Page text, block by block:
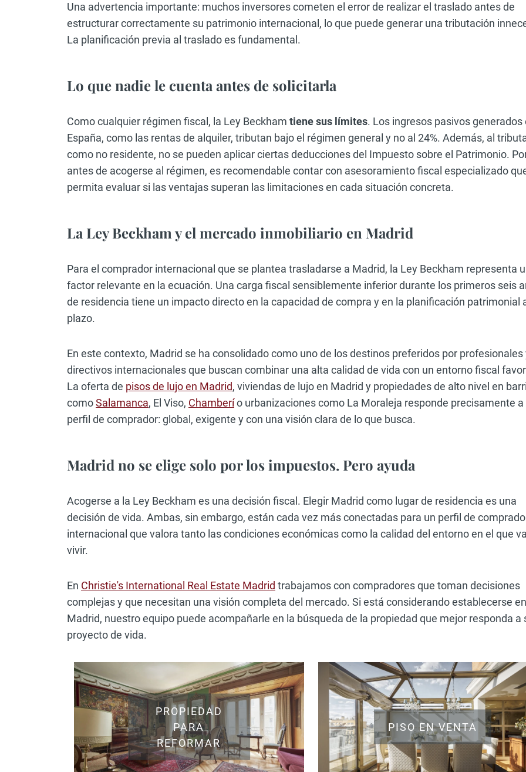
Una advertencia importante: muchos inversores cometen el error de realizar el traslado antes de
estructurar correctamente su patrimonio internacional, lo que puede generar una tributación
La planificación previa al traslado es fundamental.
Lo que nadie le cuenta antes de solicitarla
Como cualquier régimen fiscal, la Ley Beckham tiene sus límites. Los ingresos pasivos generados
España, como las rentas de alquiler, tributan bajo el régimen general y no al 24%. Además, al
como no residente, no se pueden aplicar ciertas deducciones del Impuesto sobre el Patrimonio.
antes de acogerse al régimen, es recomendable contar con asesoramiento fiscal especializado
permita evaluar si las ventajas superan las limitaciones en cada situación concreta.
La Ley Beckham y el mercado inmobiliario en Madrid
Para el comprador internacional que se plantea trasladarse a Madrid, la Ley Beckham representa
factor relevante en la ecuación. Una carga fiscal sensiblemente inferior durante los primeros seis
de residencia tiene un impacto directo en la capacidad de compra y en la planificación patrimonial
plazo.
En este contexto, Madrid se ha consolidado como uno de los destinos preferidos por profesionales
directivos internacionales que buscan combinar una alta calidad de vida con un entorno fiscal
La oferta de pisos de lujo en Madrid, viviendas de lujo en Madrid y propiedades de alto nivel en
comoSalamanca, El Viso, Chamberío urbanizaciones como La Moraleja responde precisamente a
perfil de comprador: global, exigente y con una visión clara de lo que busca.
Madrid no se elige solo por los impuestos. Pero ayuda
Acogerse a la Ley Beckham es una decisión fiscal. Elegir Madrid como lugar de residencia es una
decisión de vida. Ambas, sin embargo, están cada vez más conectadas para un perfil de
internacional que valora tanto las condiciones económicas como la calidad del entorno en el que
vivir.
En Christie's International Real Estate Madrid trabajamos con compradores que toman decisiones
complejas y que necesitan una visión completa del mercado. Si está considerando establecerse en
Madrid, nuestro equipo puede acompañarle en la búsqueda de la propiedad que mejor responda a
proyecto de vida.
PROPIEDAD
PARA
REFORMAR
PISO EN VENTA